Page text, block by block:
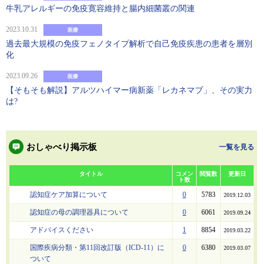
牛乳アレルギーの免疫寛容維持と腸内細菌叢の関連
2023.10.31 医療
過去最大規模の免疫フェノタイプ解析で自己免疫疾患の患者を層別
化
2023.09.26 医療
【そもそも解説】アルツハイマー病新薬「レカネマブ」、その実力
は?
おしゃべり掲示板 一覧を見る
タイトル
コメン
ト数
閲覧数 更新日
認知症ケア加算について 0 5783 2019.12.03
認知症の母の調理器具について 0 6061 2019.09.24
アドバイスください 1 8854 2019.03.22
国際疾病分類・第11回改訂版（ICD-11）に
ついて
0 6380 2019.03.07